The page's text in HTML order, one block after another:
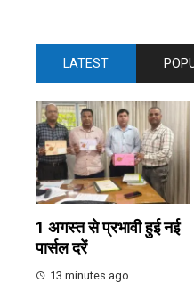
LATEST
1 अगस्त से प्रभावी हुई नई
पार्सल दरें
13 minutes ago